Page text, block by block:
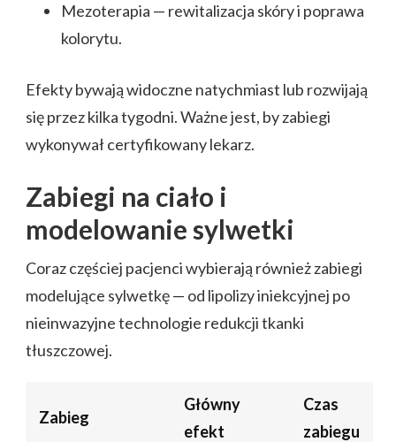
Mezoterapia — rewitalizacja skóry i poprawa
kolorytu.
Efekty bywają widoczne natychmiast lub rozwijają
się przez kilka tygodni. Ważne jest, by zabiegi
wykonywał certyfikowany lekarz.
Zabiegi na ciało i
modelowanie sylwetki
Coraz częściej pacjenci wybierają również zabiegi
modelujące sylwetkę — od lipolizy iniekcyjnej po
nieinwazyjne technologie redukcji tkanki
tłuszczowej.
Zabieg
Główny
efekt
Czas
zabiegu